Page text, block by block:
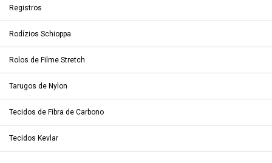
Registros
Rodízios Schioppa
Rolos de Filme Stretch
Tarugos de Nylon
Tecidos de Fibra de Carbono
Tecidos Kevlar